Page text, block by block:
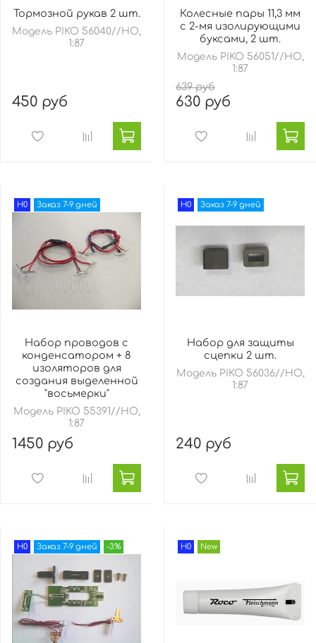
Тормозной рукав 2 шт.
Модель PIKO 56040//HO,
1:87
450 руб
Колесные пары 11,3 мм
с 2-мя изолирующими
буксами, 2 шт.
Модель PIKO 56051//HO,
1:87
639 руб
630 руб
H0 Заказ 7-9 дней
Набор проводов с
конденсатором + 8
изоляторов для
создания выделенной
"восьмерки"
Модель PIKO 55391//HO,
1:87
1450 руб
H0 Заказ 7-9 дней
Набор для защиты
сцепки 2 шт.
Модель PIKO 56036//HO,
1:87
240 руб
H0 Заказ 7-9 дней -3% H0 New